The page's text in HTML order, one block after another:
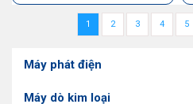
1 2 3 4 5
Máy phát điện
Máy dò kim loại